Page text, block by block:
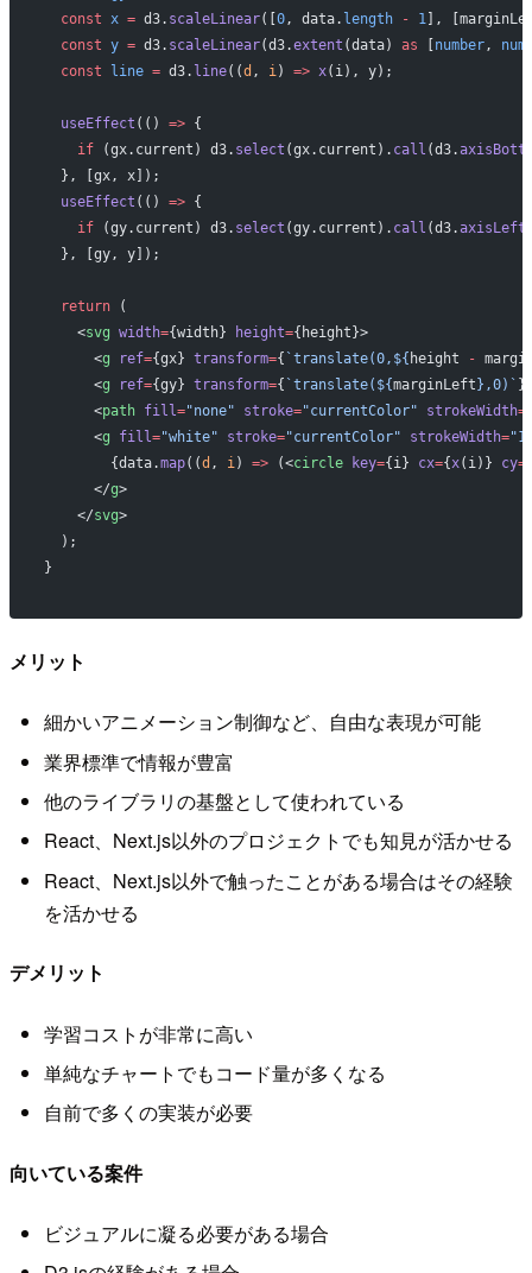
  const
x = d3. scaleLinear([ 0, data. length - 1],
  const
y = d3. scaleLinear(d3.extent (data) as number,
  const
line = d3. line((d , i) => x(i), y);
  useEffect
(() => {
    if
(gx.current) d3. select (gx.current). call (d3.
  }, [gx, x]);
  useEffect
(() => {
    if
(gy.current) d3. select (gy.current). call (d3.axisLeft
  }, [gy, y]);
  return
(
    <
svg width={width} height={height}>
      <
g ref={gx} transform={ `translate(0,${ height -
      <
g ref={gy} transform={ `translate(${marginLeft },0)` }
      <
path fill="none" stroke="currentColor" strokeWidth=
      <
g fill="white" stroke="currentColor" strokeWidth=
        {data.
map((d , i) => (<circle key={i} cx={x(i)} cy=
      </
g>
    </
svg>
  );
}
メリット
細かいアニメーション制御など、自由な表現が可能
業界標準で情報が豊富
他のライブラリの基盤として使われている
React、Next.js以外のプロジェクトでも知見が活かせる
React、Next.js以外で触ったことがある場合はその経験
を活かせる
デメリット
学習コストが非常に高い
単純なチャートでもコード量が多くなる
自前で多くの実装が必要
向いている案件
ビジュアルに凝る必要がある場合